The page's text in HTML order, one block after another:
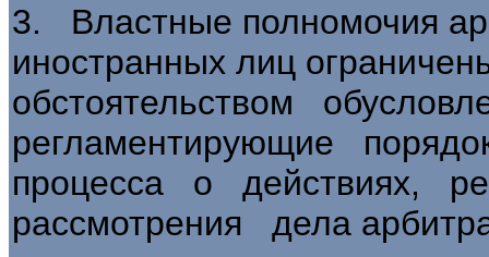
3. Властные полномочия
иностранных лиц
обстоятельством
регламентирующие
процесса о действиях,
рассмотрения дела